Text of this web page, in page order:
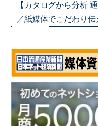
【カタログから分析
／紙媒体でこだわり